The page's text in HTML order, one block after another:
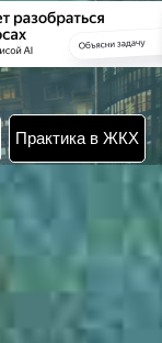
Практика в ЖКХ